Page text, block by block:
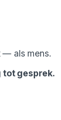
— als mens.
tot gesprek.